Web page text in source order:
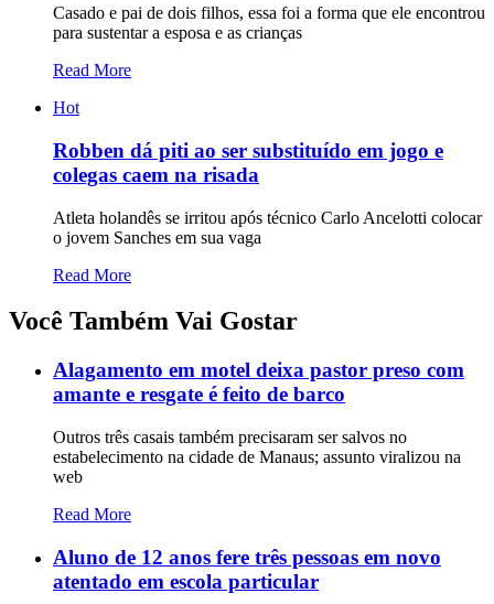
Casado e pai de dois filhos, essa foi a forma que ele encontrou
para sustentar a esposa e as crianças
Read More
Hot
Robben dá piti ao ser substituído em jogo e
colegas caem na risada
Atleta holandês se irritou após técnico Carlo Ancelotti colocar
o jovem Sanches em sua vaga
Read More
Você Também Vai Gostar
Alagamento em motel deixa pastor preso com
amante e resgate é feito de barco
Outros três casais também precisaram ser salvos no
estabelecimento na cidade de Manaus; assunto viralizou na
web
Read More
Aluno de 12 anos fere três pessoas em novo
atentado em escola particular